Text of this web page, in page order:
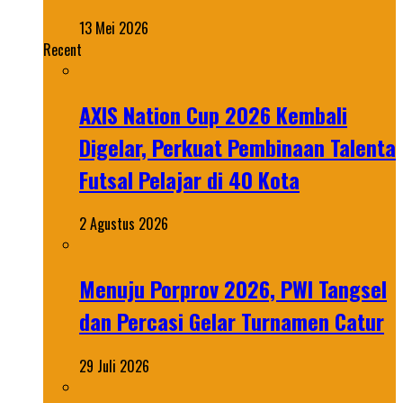
13 Mei 2026
Recent
AXIS Nation Cup 2026 Kembali
Digelar, Perkuat Pembinaan Talenta
Futsal Pelajar di 40 Kota
2 Agustus 2026
Menuju Porprov 2026, PWI Tangsel
dan Percasi Gelar Turnamen Catur
29 Juli 2026